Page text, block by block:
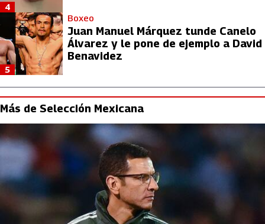
4
Boxeo
Juan Manuel Márquez tunde Canelo
Álvarez y le pone de ejemplo a David
Benavidez
5
Más de Selección Mexicana